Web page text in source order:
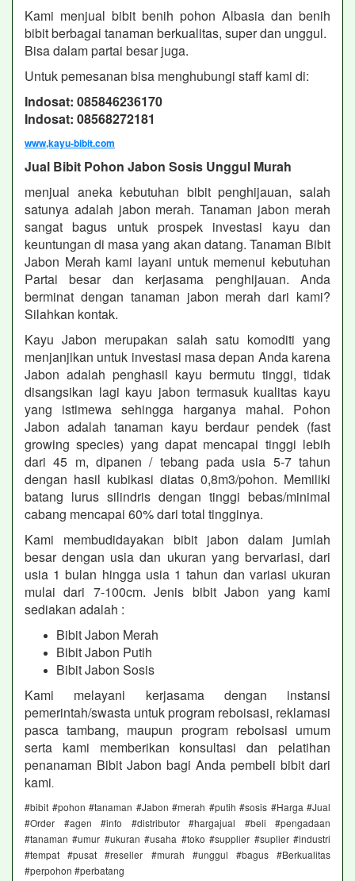
Kami menjual bibit benih pohon Albasia dan benih
bibit berbagai tanaman berkualitas, super dan unggul.
Bisa dalam partai besar juga.
Untuk pemesanan bisa menghubungi staff kami di:
Indosat: 085846236170
Indosat: 08568272181
www,kayu-bibit.com
Jual Bibit Pohon Jabon Sosis Unggul Murah
menjual aneka kebutuhan bibit penghijauan, salah
satunya adalah jabon merah. Tanaman jabon merah
sangat bagus untuk prospek investasi kayu dan
keuntungan di masa yang akan datang. Tanaman Bibit
Jabon Merah kami layani untuk memenui kebutuhan
Partai besar dan kerjasama penghijauan. Anda
berminat dengan tanaman jabon merah dari kami?
Silahkan kontak.
Kayu Jabon merupakan salah satu komoditi yang
menjanjikan untuk investasi masa depan Anda karena
Jabon adalah penghasil kayu bermutu tinggi, tidak
disangsikan lagi kayu jabon termasuk kualitas kayu
yang istimewa sehingga harganya mahal. Pohon
Jabon adalah tanaman kayu berdaur pendek (fast
growing species) yang dapat mencapai tinggi lebih
dari 45 m, dipanen / tebang pada usia 5-7 tahun
dengan hasil kubikasi diatas 0,8m3/pohon. Memiliki
batang lurus silindris dengan tinggi bebas/minimal
cabang mencapai 60% dari total tingginya.
Kami membudidayakan bibit jabon dalam jumlah
besar dengan usia dan ukuran yang bervariasi, dari
usia 1 bulan hingga usia 1 tahun dan variasi ukuran
mulai dari 7-100cm. Jenis bibit Jabon yang kami
sediakan adalah :
Bibit Jabon Merah
Bibit Jabon Putih
Bibit Jabon Sosis
Kami melayani kerjasama dengan instansi
pemerintah/swasta untuk program reboisasi, reklamasi
pasca tambang, maupun program reboisasi umum
serta kami memberikan konsultasi dan pelatihan
penanaman Bibit Jabon bagi Anda pembeli bibit dari
kami.
#bibit #pohon #tanaman #Jabon #merah #putih #sosis #Harga #Jual
#Order #agen #info #distributor #hargajual #beli #pengadaan
#tanaman #umur #ukuran #usaha #toko #supplier #suplier #industri
#tempat #pusat #reseller #murah #unggul #bagus #Berkualitas
#perpohon #perbatang